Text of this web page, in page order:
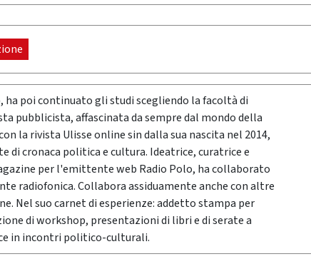
ha poi continuato gli studi scegliendo la facoltà di
pubblicista, affascinata da sempre dal mondo della
la rivista Ulisse online sin dalla sua nascita nel 2014,
di cronaca politica e cultura. Ideatrice, curatrice e
per l'emittente web Radio Polo, ha collaborato
radiofonica. Collabora assiduamente anche con altre
Nel suo carnet di esperienze: addetto stampa per
di workshop, presentazioni di libri e di serate a
in incontri politico-culturali.